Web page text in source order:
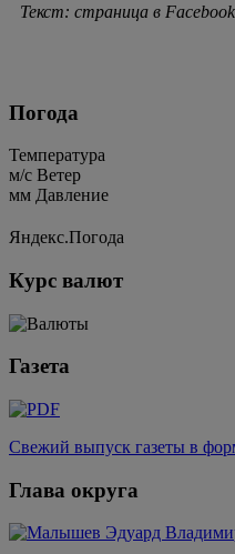
Текст: страница в
Погода
Температура
м/c Ветер
мм Давление
Яндекс.Погода
Курс валют
Газета
Свежий выпуск газеты в
Глава округа